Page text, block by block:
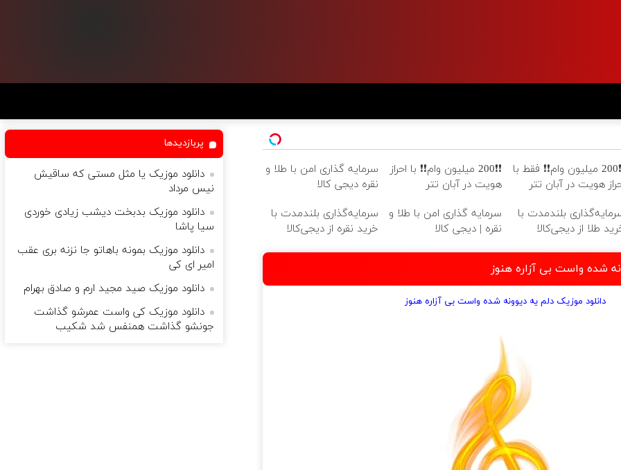
❗❗200 میلیون وام❗❗ فقط با
هویت در آبان تتر
❗❗200 میلیون وام❗❗ با احراز
هویت در آبان تتر
سرمایه گذاری امن با طلا و
نقره دیجی کالا
بلندمدت با
طلا از دیجی‌کالا
سرمایه گذاری امن با طلا و
نقره | دیجی کالا
سرمایه‌گذاری بلندمدت با
خرید نقره از دیجی‌کالا
شده واست بی آزاره هنوز
دانلود موزیک دلم یه دیوونه شده واست بی آزاره هنوز
پربازدیدها
دانلود موزیک یا مثل مستى که ساقیش
نیس مرداد
دانلود موزیک بدبخت دیشب زیادی خوردی
سیا پاشا
دانلود موزیک بمونه باهاتو جا نزنه بری عقب
امیر ای کی
دانلود موزیک صید مجید ارم و صادق بهرام
دانلود موزیک کی واست عمرشو گذاشت
جونشو گذاشت همنفس شد شکیب